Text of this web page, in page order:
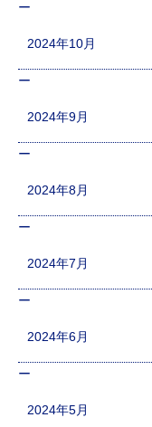
2024年10月
2024年9月
2024年8月
2024年7月
2024年6月
2024年5月